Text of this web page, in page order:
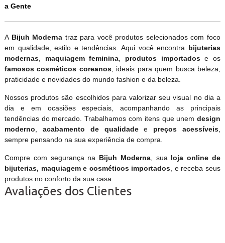
a Gente
A Bijuh Moderna traz para você produtos selecionados com foco
em qualidade, estilo e tendências. Aqui você encontra bijuterias
modernas, maquiagem feminina produtos importadose os
famosos cosméticos coreanos, ideais para quem busca beleza,
praticidade e novidades do mundo fashion e da beleza.
Nossos produtos são escolhidos para valorizar seu visual no dia a
dia e em ocasiões especiais, acompanhando as principais
tendências do mercado. Trabalhamos com itens que unemdesign
moderno
acabamento de qualidadee preços acessíveis
sempre pensando na sua experiência de compra.
Compre com segurança na Bijuh Moderna, sua loja online de
bijuterias, maquiagem e cosméticos importados , e receba seus
produtos no conforto da sua casa.
Avaliações dos Clientes